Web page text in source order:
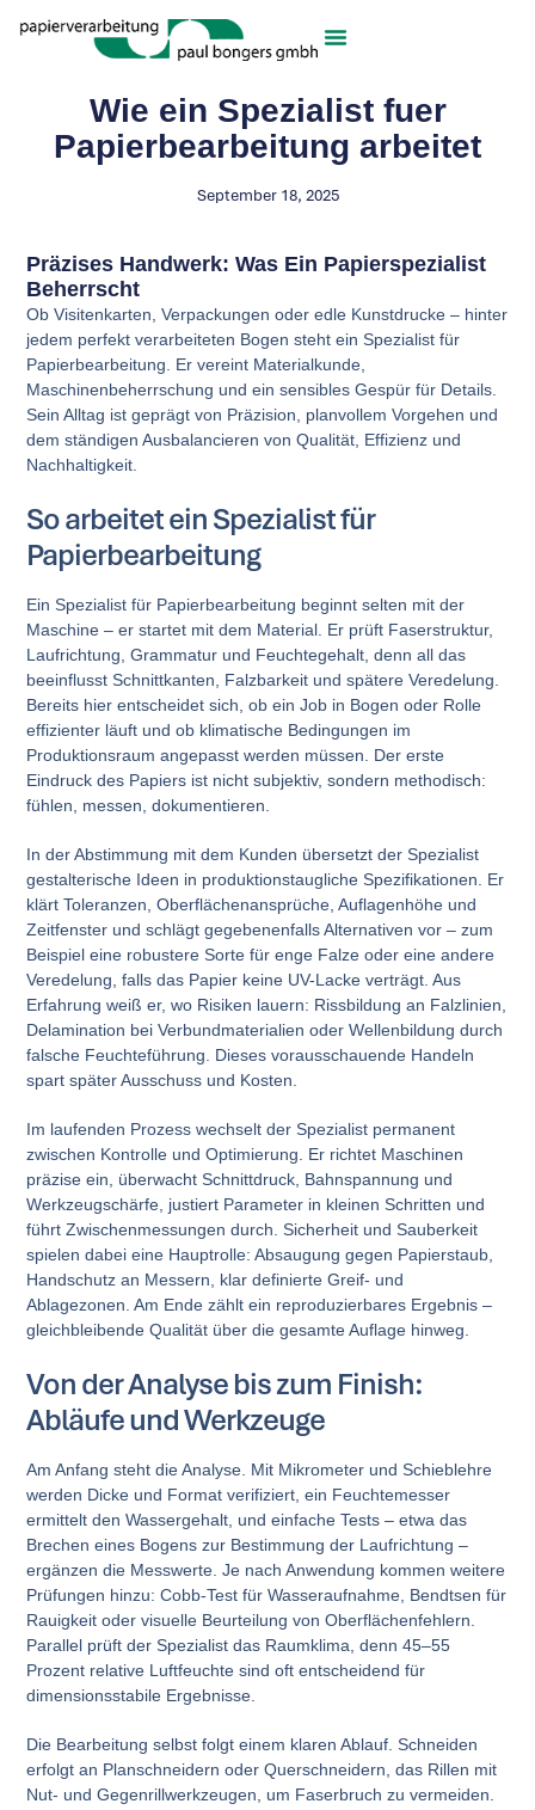
Wie ein Spezialist fuer
Papierbearbeitung arbeitet
September 18, 2025
Präzises Handwerk: Was Ein Papierspezialist
Beherrscht
Ob Visitenkarten, Verpackungen oder edle Kunstdrucke – hinter
jedem perfekt verarbeiteten Bogen steht ein Spezialist für
Papierbearbeitung. Er vereint Materialkunde,
Maschinenbeherrschung und ein sensibles Gespür für Details.
Sein Alltag ist geprägt von Präzision, planvollem Vorgehen und
dem ständigen Ausbalancieren von Qualität, Effizienz und
Nachhaltigkeit.
So arbeitet ein Spezialist für
Papierbearbeitung
Ein Spezialist für Papierbearbeitung beginnt selten mit der
Maschine – er startet mit dem Material. Er prüft Faserstruktur,
Laufrichtung, Grammatur und Feuchtegehalt, denn all das
beeinflusst Schnittkanten, Falzbarkeit und spätere Veredelung.
Bereits hier entscheidet sich, ob ein Job in Bogen oder Rolle
effizienter läuft und ob klimatische Bedingungen im
Produktionsraum angepasst werden müssen. Der erste
Eindruck des Papiers ist nicht subjektiv, sondern methodisch:
fühlen, messen, dokumentieren.
In der Abstimmung mit dem Kunden übersetzt der Spezialist
gestalterische Ideen in produktionstaugliche Spezifikationen. Er
klärt Toleranzen, Oberflächenansprüche, Auflagenhöhe und
Zeitfenster und schlägt gegebenenfalls Alternativen vor – zum
Beispiel eine robustere Sorte für enge Falze oder eine andere
Veredelung, falls das Papier keine UV-Lacke verträgt. Aus
Erfahrung weiß er, wo Risiken lauern: Rissbildung an Falzlinien,
Delamination bei Verbundmaterialien oder Wellenbildung durch
falsche Feuchteführung. Dieses vorausschauende Handeln
spart später Ausschuss und Kosten.
Im laufenden Prozess wechselt der Spezialist permanent
zwischen Kontrolle und Optimierung. Er richtet Maschinen
präzise ein, überwacht Schnittdruck, Bahnspannung und
Werkzeugschärfe, justiert Parameter in kleinen Schritten und
führt Zwischenmessungen durch. Sicherheit und Sauberkeit
spielen dabei eine Hauptrolle: Absaugung gegen Papierstaub,
Handschutz an Messern, klar definierte Greif- und
Ablagezonen. Am Ende zählt ein reproduzierbares Ergebnis –
gleichbleibende Qualität über die gesamte Auflage hinweg.
Von der Analyse bis zum Finish:
Abläufe und Werkzeuge
Am Anfang steht die Analyse. Mit Mikrometer und Schieblehre
werden Dicke und Format verifiziert, ein Feuchtemesser
ermittelt den Wassergehalt, und einfache Tests – etwa das
Brechen eines Bogens zur Bestimmung der Laufrichtung –
ergänzen die Messwerte. Je nach Anwendung kommen weitere
Prüfungen hinzu: Cobb-Test für Wasseraufnahme, Bendtsen für
Rauigkeit oder visuelle Beurteilung von Oberflächenfehlern.
Parallel prüft der Spezialist das Raumklima, denn 45–55
Prozent relative Luftfeuchte sind oft entscheidend für
dimensionsstabile Ergebnisse.
Die Bearbeitung selbst folgt einem klaren Ablauf. Schneiden
erfolgt an Planschneidern oder Querschneidern, das Rillen mit
Nut- und Gegenrillwerkzeugen, um Faserbruch zu vermeiden.